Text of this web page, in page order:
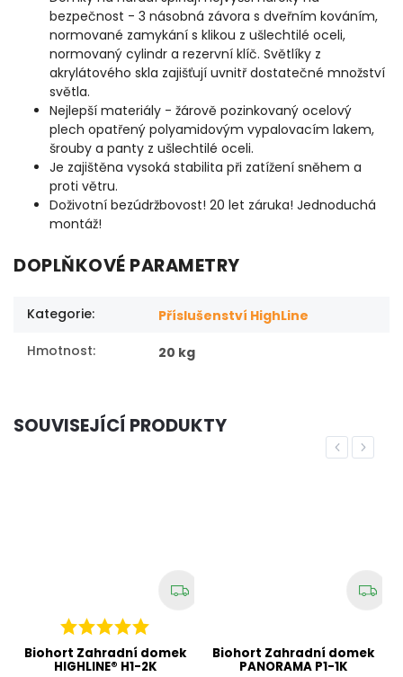
bezpečnost - 3 násobná závora s dveřním kováním,
normované zamykání s klikou z ušlechtilé oceli,
normovaný cylindr a rezervní klíč. Světlíky z
akrylátového skla zajišťují uvnitř dostatečné množství
světla.
Nejlepší materiály - žárově pozinkovaný ocelový
plech opatřený polyamidovým vypalovacím lakem,
šrouby a panty z ušlechtilé oceli.
Je zajištěna vysoká stabilita při zatížení sněhem a
proti větru.
Doživotní bezúdržbovost! 20 let záruka! Jednoduchá
montáž!
DOPLŇKOVÉ PARAMETRY
Kategorie:
Příslušenství HighLine
Hmotnost: 20 kg
SOUVISEJÍCÍ PRODUKTY
Previous
Biohort Zahradní domek
HIGHLINE® H1-2K
Biohort Zahradní domek
PANORAMA P1-1K
Next